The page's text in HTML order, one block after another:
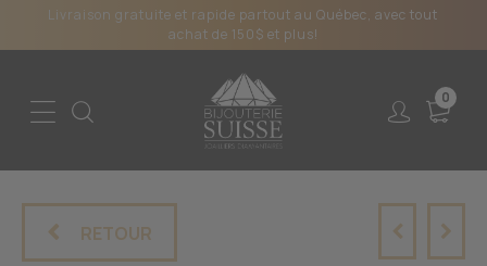
Livraison gratuite et rapide partout au Québec, avec tout
achat de 150$ et plus!
0
RETOUR